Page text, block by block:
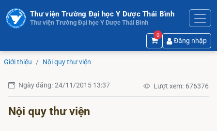
Thư viện Trường Đại học Y Dược Thái Bình
Thư viện Trường Đại học Y Dược Thái Bình
0
Đăng nhập
Giới thiệu Nội quy thư viện
Ngày đăng: 24/11/2015 13:37 Lượt xem: 676376
Nội quy thư viện